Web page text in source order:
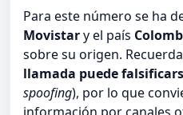
Para este número se ha
Movistary el país
sobre su origen.
llamada puede
spoofing), por lo que